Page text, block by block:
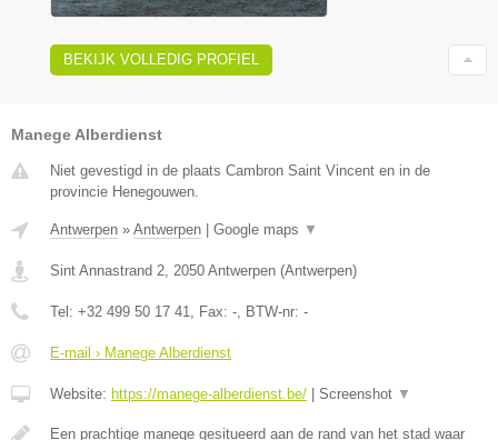
BEKIJK VOLLEDIG PROFIEL
Manege Alberdienst
Niet gevestigd in de plaats Cambron Saint Vincent en in de
provincie Henegouwen.
Antwerpen » Antwerpen Google maps ▼
Sint Annastrand 2, 2050 Antwerpen (Antwerpen)
Tel: +32 499 50 17 41, Fax: -, BTW-nr: -
E-mail › Manege Alberdienst
Website: https://manege-alberdienst.be/ Screenshot ▼
Een prachtige manege gesitueerd aan de rand van het stad waar